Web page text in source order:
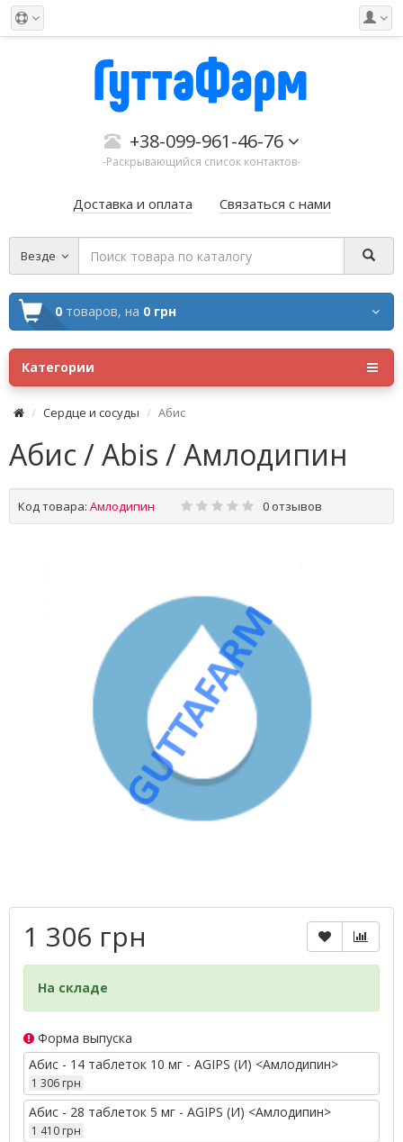
+38-099-961-46-76
-Раскрывающийся список контактов-
Доставка и оплата Связаться с нами
Везде
0 товаров, на 0 грн
Категории
Сердце и сосуды Абис
Абис / Abis / Амлодипин
Код товара: Амлодипин 0 отзывов
1 306 грн
На складе
Форма выпуска
Абис - 14 таблеток 10 мг - AGIPS (И) <Амлодипин>
1 306 грн
Абис - 28 таблеток 5 мг - AGIPS (И) <Амлодипин>
1 410 грн